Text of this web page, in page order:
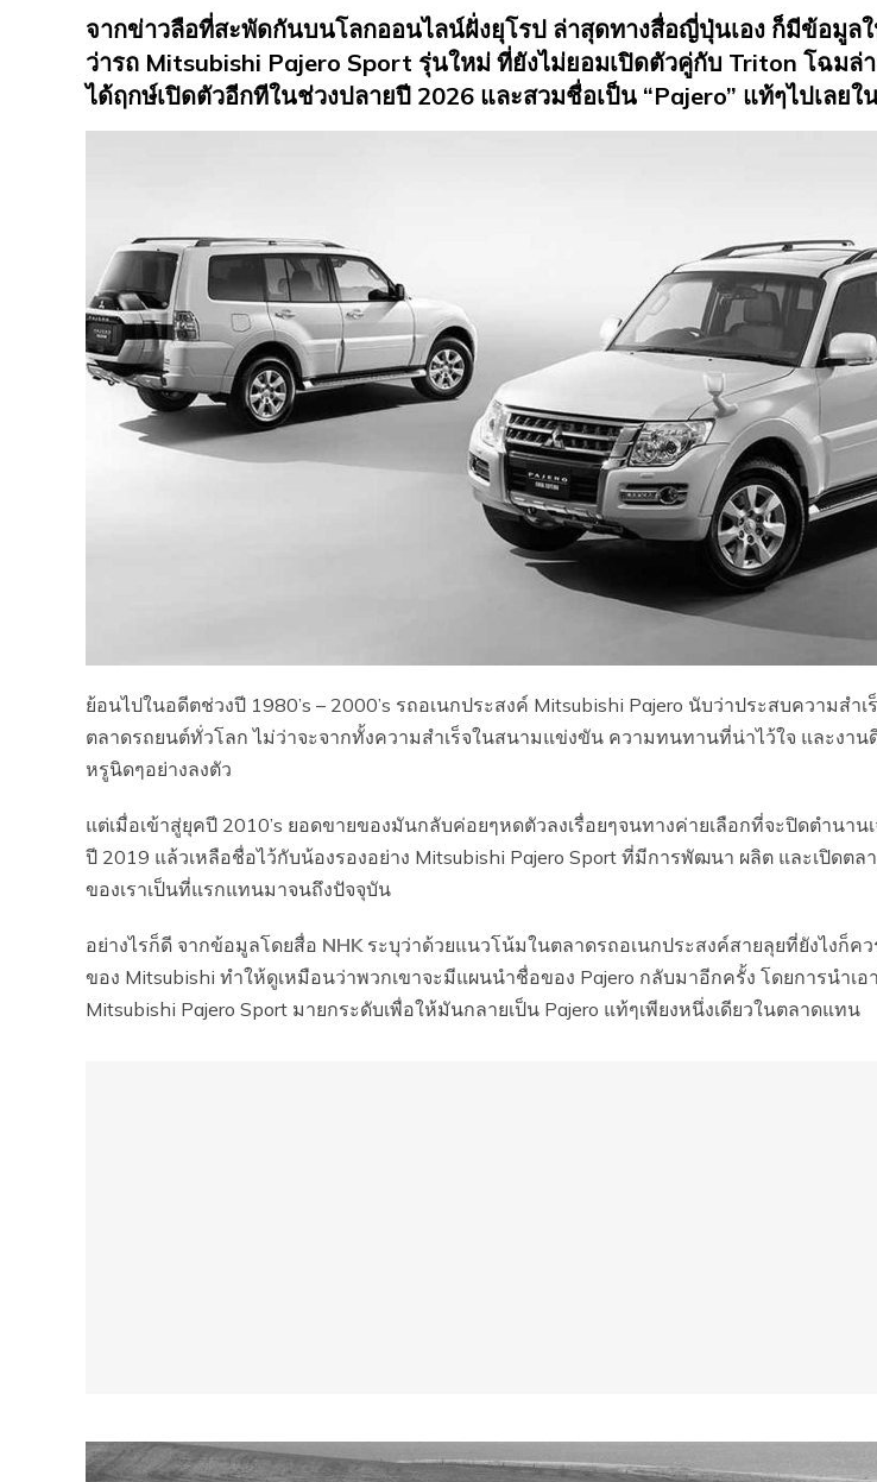
จากข่าวลือที่สะพัดกันบนโลกออนไลน์ฝั่งยุโรป ล่าสุดทางสื่อญี่ปุ่นเอง ก็มีข้อมูล
ว่ารถ Mitsubishi Pajero Sport รุ่นใหม่ ที่ยังไม่ยอมเปิดตัวคู่กับ Triton โฉมล่
ได้ฤกษ์เปิดตัวอีกทีในช่วงปลายปี 2026 และสวมชื่อเป็น “Pajero” แท้ๆไปเลย
ย้อนไปในอดีตช่วงปี 1980’s – 2000’s รถอเนกประสงค์ Mitsubishi Pajero นับว่าประสบความสำเ
ตลาดรถยนต์ทั่วโลก ไม่ว่าจะจากทั้งความสำเร็จในสนามแข่งขัน ความทนทานที่น่าไว้ใจ และงา
หรูนิดๆอย่างลงตัว
แต่เมื่อเข้าสู่ยุคปี 2010’s ยอดขายของมันกลับค่อยๆหดตัวลงเรื่อยๆจนทางค่ายเลือกที่จะปิดตำนาน
ปี 2019 แล้วเหลือชื่อไว้กับน้องรองอย่าง Mitsubishi Pajero Sport ที่มีการพัฒนา ผลิต และเปิดตล
ของเราเป็นที่แรกแทนมาจนถึงปัจจุบัน
อย่างไรก็ดี จากข้อมูลโดยสื่อ NHK ระบุว่าด้วยแนวโน้มในตลาดรถอเนกประสงค์สายลุยที่ยังไงก็ค
ของ Mitsubishi ทำให้ดูเหมือนว่าพวกเขาจะมีแผนนำชื่อของ Pajero กลับมาอีกครั้ง โดยการนำเอ
Mitsubishi Pajero Sport มายกระดับเพื่อให้มันกลายเป็น Pajero แท้ๆเพียงหนึ่งเดียวในตลาดแทน